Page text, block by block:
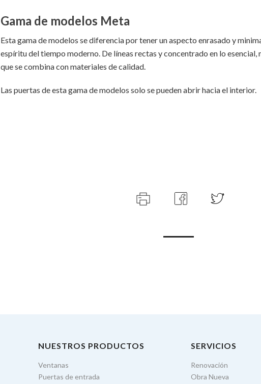
Gama de modelos Meta
Esta gama de modelos se diferencia por tener un aspecto enrasado y
espíritu del tiempo moderno. De líneas rectas y concentrado en lo esencial,
que se combina con materiales de calidad.
Las puertas de esta gama de modelos solo se pueden abrir hacia el interior.
NUESTROS PRODUCTOS
Ventanas
Puertas de entrada
SERVICIOS
Renovación
Obra Nueva